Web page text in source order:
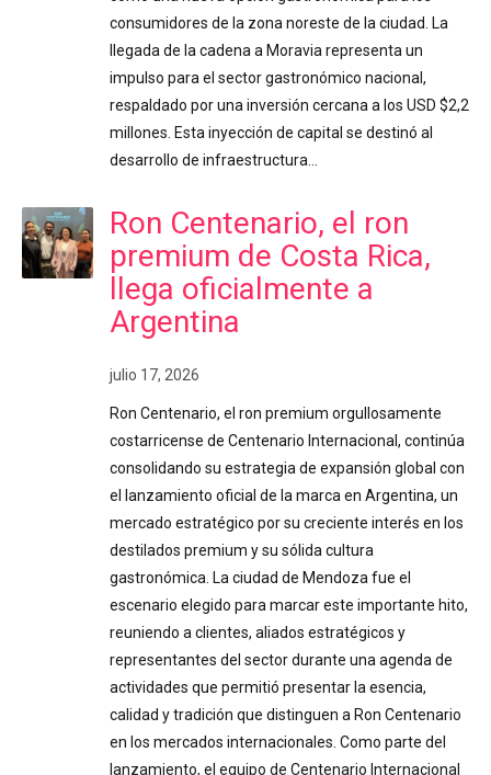
consumidores de la zona noreste de la ciudad. La
llegada de la cadena a Moravia representa un
impulso para el sector gastronómico nacional,
respaldado por una inversión cercana a los USD $2,2
millones. Esta inyección de capital se destinó al
desarrollo de infraestructura…
Ron Centenario, el ron
premium de Costa Rica,
llega oficialmente a
Argentina
julio 17, 2026
Ron Centenario, el ron premium orgullosamente
costarricense de Centenario Internacional, continúa
consolidando su estrategia de expansión global con
el lanzamiento oficial de la marca en Argentina, un
mercado estratégico por su creciente interés en los
destilados premium y su sólida cultura
gastronómica. La ciudad de Mendoza fue el
escenario elegido para marcar este importante hito,
reuniendo a clientes, aliados estratégicos y
representantes del sector durante una agenda de
actividades que permitió presentar la esencia,
calidad y tradición que distinguen a Ron Centenario
en los mercados internacionales. Como parte del
lanzamiento, el equipo de Centenario Internacional